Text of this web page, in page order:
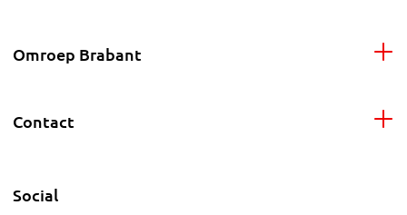
Omroep Brabant
Contact
Social